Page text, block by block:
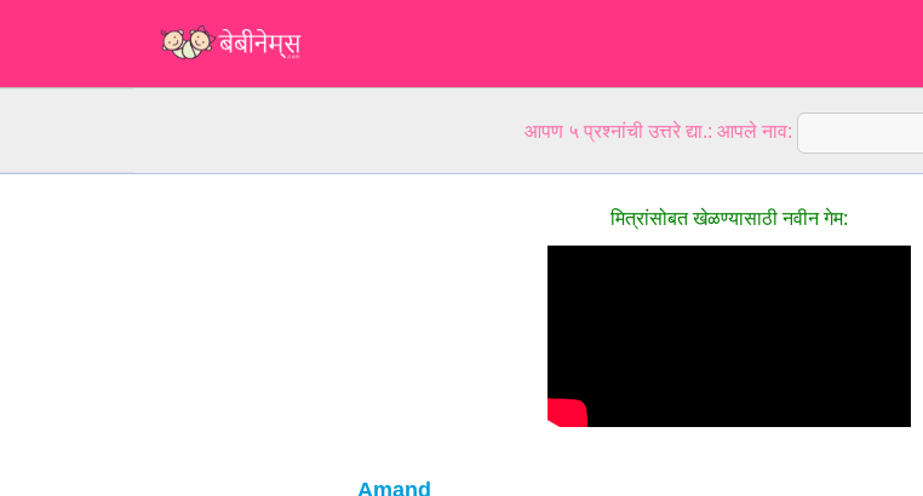
आपण ५ प्रश्नांची उत्तरे द्या.: आपले नाव:
मित्रांसोबत खेळण्यासाठी नवीन गेम:
Amand